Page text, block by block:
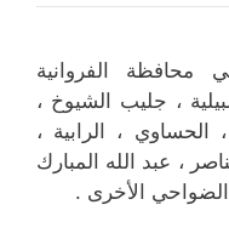
الفروانية
، جليب الشيوخ ،
الحساوي ، الرابية ،
، عبد الله المبارك
الأخرى .